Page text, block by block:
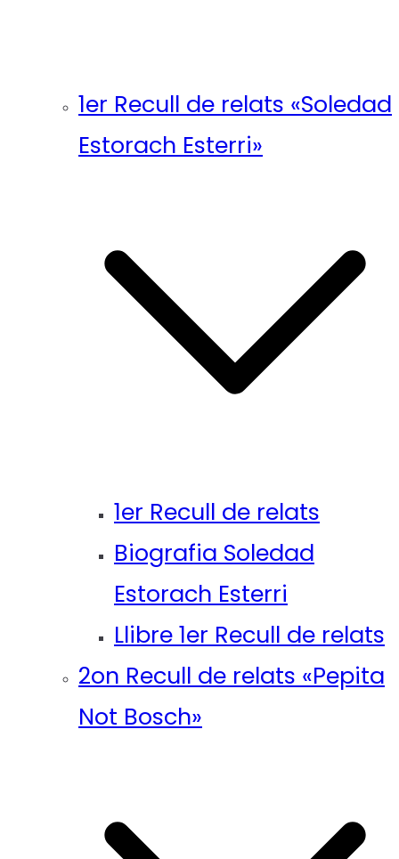
1er Recull de relats «Soledad
Estorach Esterri»
1er Recull de relats
Biografia Soledad
Estorach Esterri
Llibre 1er Recull de relats
2on Recull de relats «Pepita
Not Bosch»